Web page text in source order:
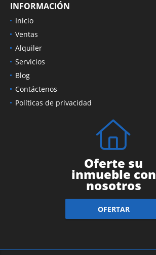
INFORMACIÓN
Inicio
Ventas
Alquiler
Servicios
Blog
Contáctenos
Políticas de privacidad
Oferte su
inmueble con
nosotros
OFERTAR